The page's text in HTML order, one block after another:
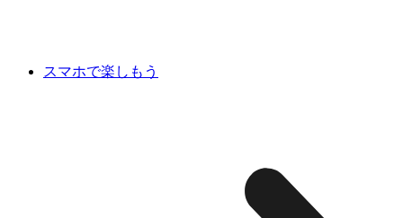
スマホで楽しもう